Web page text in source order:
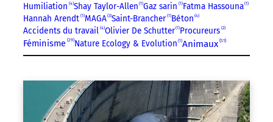
Humiliation 4 Shay Taylor-Allen 1 Gaz sarin 1 Fatma Hassouna 1
Hannah Arendt 1 MAGA 3 Saint-Brancher 1 Béton 4
Accidents du travail 4 Olivier De Schutter 1 Procureurs 2
Féminisme 29 Nature Ecology & Evolution 1 Animaux 51